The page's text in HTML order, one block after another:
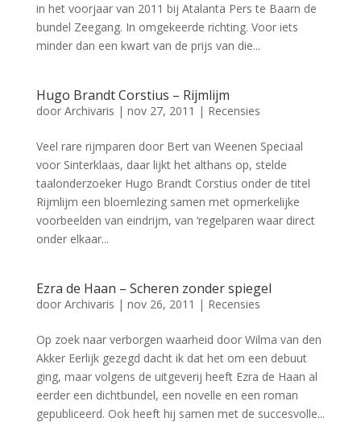
in het voorjaar van 2011 bij Atalanta Pers te Baarn de
bundel Zeegang. In omgekeerde richting. Voor iets
minder dan een kwart van de prijs van die...
Hugo Brandt Corstius – Rijmlijm
door Archivaris | nov 27, 2011 | Recensies
Veel rare rijmparen door Bert van Weenen Speciaal
voor Sinterklaas, daar lijkt het althans op, stelde
taalonderzoeker Hugo Brandt Corstius onder de titel
Rijmlijm een bloemlezing samen met opmerkelijke
voorbeelden van eindrijm, van ‘regelparen waar direct
onder elkaar...
Ezra de Haan – Scheren zonder spiegel
door Archivaris | nov 26, 2011 | Recensies
Op zoek naar verborgen waarheid door Wilma van den
Akker Eerlijk gezegd dacht ik dat het om een debuut
ging, maar volgens de uitgeverij heeft Ezra de Haan al
eerder een dichtbundel, een novelle en een roman
gepubliceerd. Ook heeft hij samen met de succesvolle...